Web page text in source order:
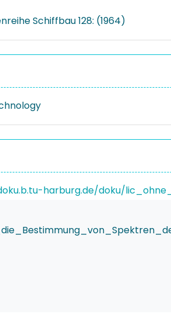
Schiffbau 128: (1964)
harburg.de/doku/